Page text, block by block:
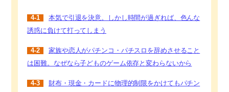
4-1
本気で引退を決意。しかし時間が過ぎれば、色んな
誘惑に負けて打ってしまう
4-2
家族や恋人がパチンコ・パチスロを辞めさせること
は困難。なぜなら子どものゲーム依存と変わらないから
4-3
財布・現金・カードに物理的制限をかけてもパチン